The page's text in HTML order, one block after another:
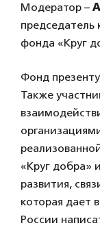
Модератор –
председатель
фонда «Круг
Фонд
Также
«Круг добра»
развития,
которая дает
России